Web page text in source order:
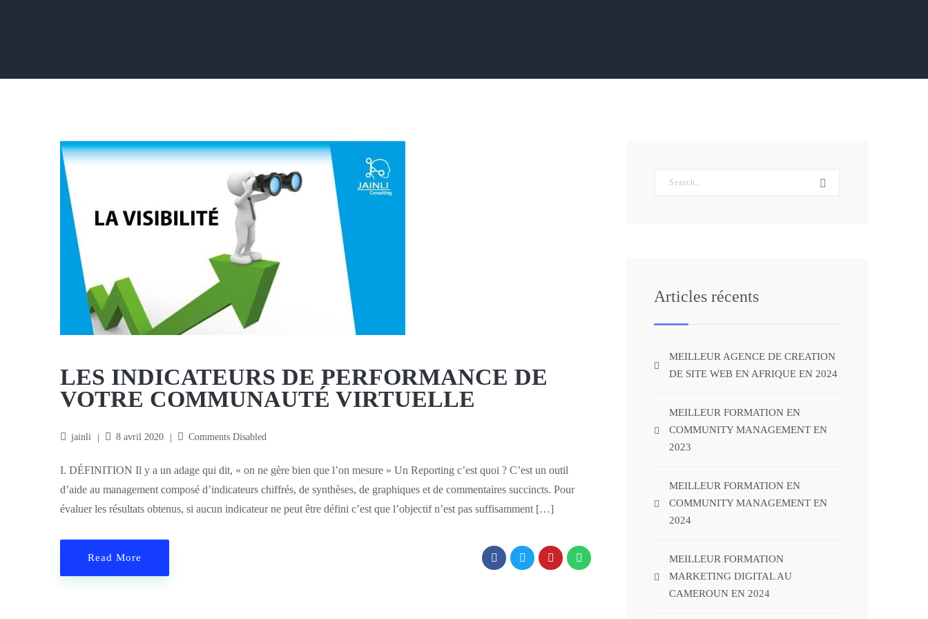
LES INDICATEURS DE PERFORMANCE DE
VOTRE COMMUNAUTÉ VIRTUELLE
jainli 8 avril 2020 Comments Disabled
I. DÉFINITION Il y a un adage qui dit, « on ne gère bien que l’on mesure » Un Reporting c’est quoi ? C’est un outil
d’aide au management composé d’indicateurs chiffrés, de synthèses, de graphiques et de commentaires succincts. Pour
évaluer les résultats obtenus, si aucun indicateur ne peut être défini c’est que l’objectif n’est pas suffisamment […]
Read More
Articles récents
MEILLEUR AGENCE DE CREATION
DE SITE WEB EN AFRIQUE EN 2024
MEILLEUR FORMATION EN
COMMUNITY MANAGEMENT EN
2023
MEILLEUR FORMATION EN
COMMUNITY MANAGEMENT EN
2024
MEILLEUR FORMATION
MARKETING DIGITAL AU
CAMEROUN EN 2024